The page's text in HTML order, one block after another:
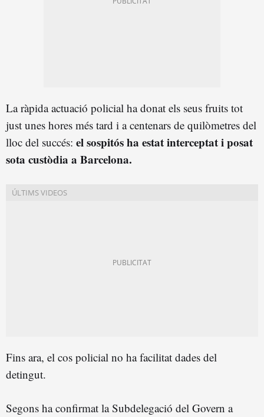
La ràpida actuació policial ha donat els seus fruits tot
just unes hores més tard i a centenars de quilòmetres del
lloc del succés: el sospitós ha estat interceptat i posat
sota custòdia a Barcelona.
Fins ara, el cos policial no ha facilitat dades del
detingut.
Segons ha confirmat la Subdelegació del Govern a